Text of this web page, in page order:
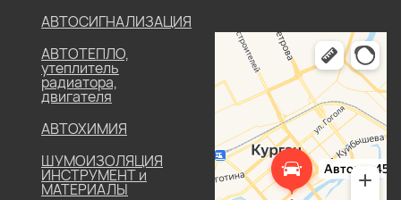
АВТОСИГНАЛИЗАЦИЯ
АВТОТЕПЛО,
утеплитель
радиатора,
двигателя
АВТОХИМИЯ
ШУМОИЗОЛЯЦИЯ
ИНСТРУМЕНТ и
МАТЕРИАЛЫ